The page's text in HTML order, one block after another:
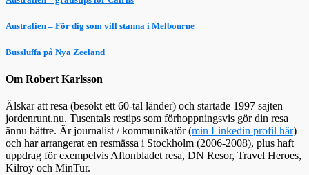
Australien – För dig som vill stanna i Melbourne
Bussluffa på Nya Zeeland
Om Robert Karlsson
Älskar att resa (besökt ett 60-tal länder) och startade 1997 sajten
jordenrunt.nu. Tusentals restips som förhoppningsvis gör din resa
ännu bättre. Är journalist / kommunikatör (min Linkedin profil här)
och har arrangerat en resmässa i Stockholm (2006-2008), plus haft
uppdrag för exempelvis Aftonbladet resa, DN Resor, Travel Heroes,
Kilroy och MinTur.